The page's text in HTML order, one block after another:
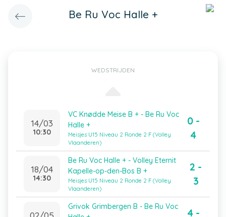
Be Ru Voc Halle +
WEDSTRIJDEN
14/03
10:30
VC Knødde Meise B + - Be Ru Voc
Halle +
Meisjes U15 Niveau 2 Ronde 2 F (Volley
Vlaanderen)
0 -
4
18/04
14:30
Be Ru Voc Halle + - Volley Eternit
Kapelle-op-den-Bos B +
Meisjes U15 Niveau 2 Ronde 2 F (Volley
Vlaanderen)
2 -
3
02/05
Grivok Grimbergen B - Be Ru Voc
4 -